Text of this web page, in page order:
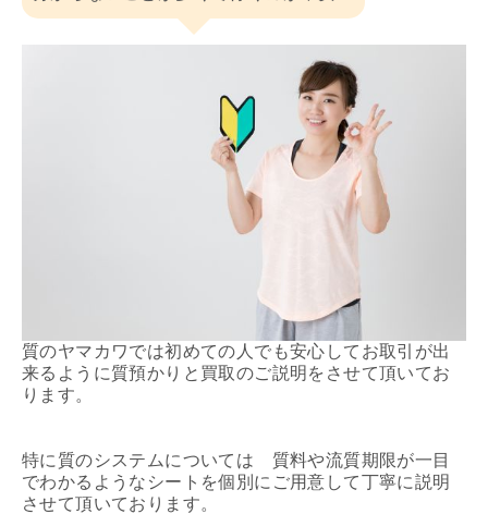
質のヤマカワでは初めての人でも安心してお取引が出
来るように質預かりと買取のご説明をさせて頂いてお
ります。
特に質のシステムについては 質料や流質期限が一目
でわかるようなシートを個別にご用意して丁寧に説明
させて頂いております。